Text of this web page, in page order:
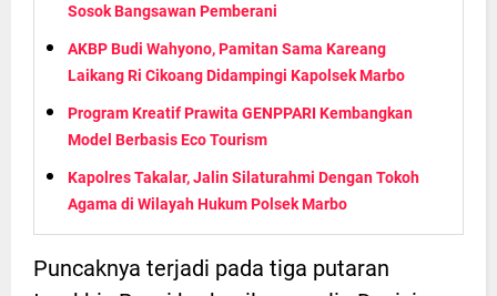
Sosok Bangsawan Pemberani
AKBP Budi Wahyono, Pamitan Sama Kareang
Laikang Ri Cikoang Didampingi Kapolsek Marbo
Program Kreatif Prawita GENPPARI Kembangkan
Model Berbasis Eco Tourism
Kapolres Takalar, Jalin Silaturahmi Dengan Tokoh
Agama di Wilayah Hukum Polsek Marbo
Puncaknya terjadi pada tiga putaran